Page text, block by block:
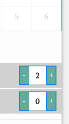
5 6
- +
- +